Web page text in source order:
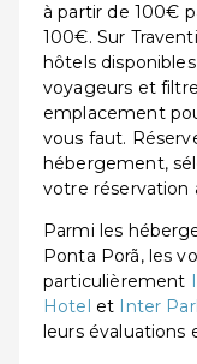
à partir de 100€
100€. Sur
hôtels
voyageurs et
emplacement
vous faut.
hébergement,
votre réservation
Parmi les
Ponta Porã, les
particulièrement
Hotel et Inter
leurs évaluations